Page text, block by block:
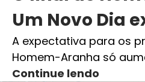
Um Novo Dia
A expectativa para os
Homem-Aranha só
Continue lendo